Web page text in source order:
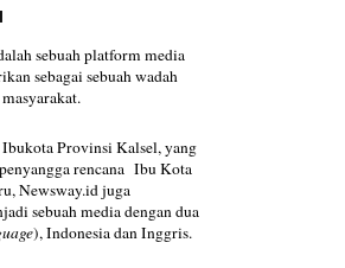
sebuah platform media
sebagai sebuah wadah
Provinsi Kalsel, yang
rencana Ibu Kota
Newsway.id juga
sebuah media dengan dua
), Indonesia dan Inggris.